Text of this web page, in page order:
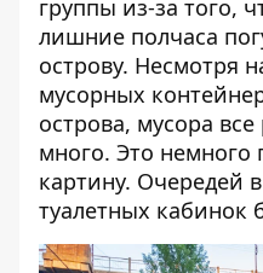
группы из-за того,
лишние полчаса
острову. Несмотря
мусорных
острова, мусора
много. Это
картину. Очередей
туалетных кабинок